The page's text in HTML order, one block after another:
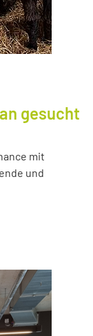
gesucht
mit
und